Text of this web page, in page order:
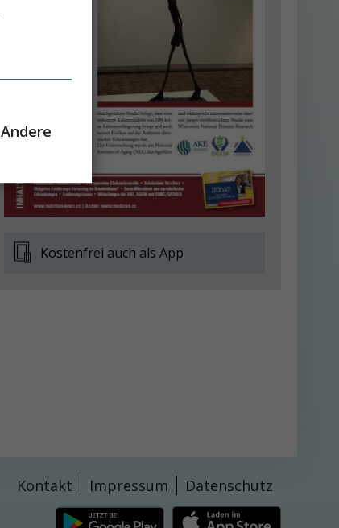
Kostenfrei auch als App
Kontakt Impressum Datenschutz
Andere